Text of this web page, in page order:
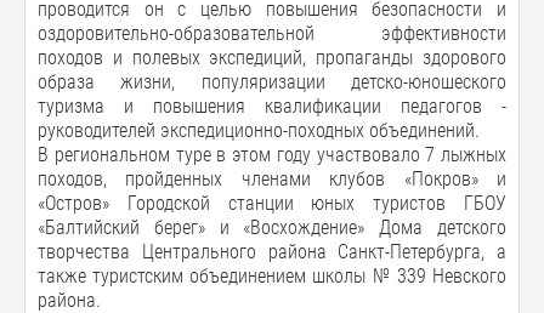
проводится он с целью повышения безопасности и
оздоровительно-образовательной эффективности
походов и полевых экспедиций, пропаганды здорового
образа жизни, популяризации детско-юношеского
туризма и повышения квалификации педагогов -
руководителей экспедиционно-походных объединений.
В региональном туре в этом году участвовало 7 лыжных
походов, пройденных членами клубов «Покров» и
«Остров» Городской станции юных туристов ГБОУ
«Балтийский берег» и «Восхождение» Дома детского
творчества Центрального района Санкт-Петербурга, а
также туристским объединением школы № 339 Невского
района.